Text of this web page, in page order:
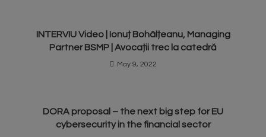
INTERVIU Video | Ionuț Bohâlțeanu, Managing
Partner BSMP | Avocații trec la catedră
May 9, 2022
DORA proposal – the next big step for EU
cybersecurity in the financial sector